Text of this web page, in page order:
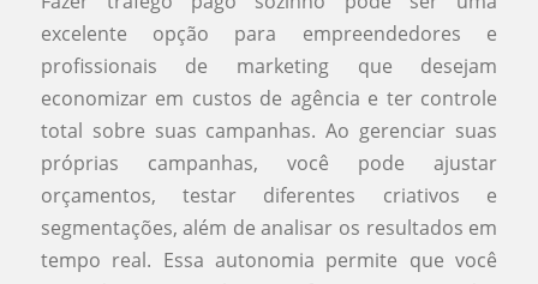
excelente opção para empreendedores e
profissionais de marketing que desejam
economizar em custos de agência e ter controle
total sobre suas campanhas. Ao gerenciar suas
próprias campanhas, você pode ajustar
orçamentos, testar diferentes criativos e
segmentações, além de analisar os resultados em
tempo real. Essa autonomia permite que você